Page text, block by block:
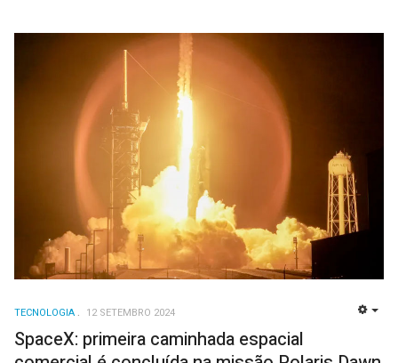
TECNOLOGIA 12 SETEMBRO 2024
SpaceX: primeira caminhada espacial